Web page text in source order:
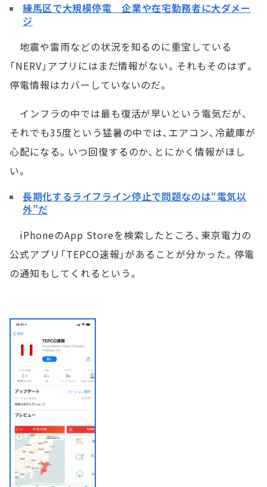
練馬区で大規模停電 企業や在宅勤務者に大ダメー
ジ
地震や雷雨などの状況を知るのに重宝している
「NERV」アプリにはまだ情報がない。それもそのはず。
停電情報はカバーしていないのだ。
インフラの中では最も復活が早いという電気だが、
それでも35度という猛暑の中では、エアコン、冷蔵庫が
心配になる。いつ回復するのか、とにかく情報がほし
い。
長期化するライフライン停止で問題なのは“電気以
外”だ
iPhoneのApp Storeを検索したところ、東京電力の
公式アプリ「TEPCO速報」があることが分かった。停電
の通知もしてくれるという。